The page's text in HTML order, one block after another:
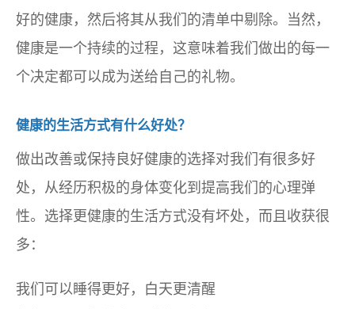
好的健康，然后将其从我们的清单中剔除。当然，
健康是一个持续的过程，这意味着我们做出的每一
个决定都可以成为送给自己的礼物。
健康的生活方式有什么好处？
做出改善或保持良好健康的选择对我们有很多好
处，从经历积极的身体变化到提高我们的心理弹
性。选择更健康的生活方式没有坏处，而且收获很
多：
我们可以睡得更好，白天更清醒